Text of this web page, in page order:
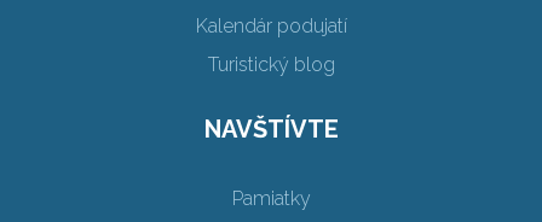
Kalendár podujatí
Turistický blog
NAVŠTÍVTE
Pamiatky